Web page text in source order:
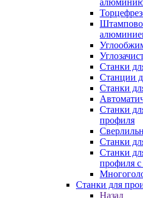
Станки
Станции
Станки
Станки
профиля
Станки
Станки
профиля
Станки для
Назад